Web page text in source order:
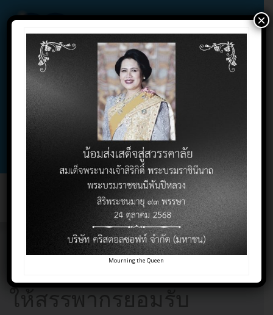
02-732-1900 , 02-732-1800 , 086-325-9004
Contact Click Support Click
Toggle
การจัดให้มีสวัสดิการ
พนักงานต้องจัดอย่างไร
ให้สรรพากรยอมรับ
Mourning the Queen
×